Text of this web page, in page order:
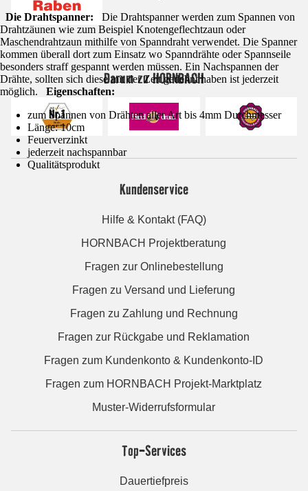
Die Drahtspanner: Die Drahtspanner werden zum Spannen von
Drahtzäunen wie zum Beispiel Knotengeflechtzaun oder
Maschendrahtzaun mithilfe von Spanndraht verwendet. Die Spanner
kommen überall dort zum Einsatz wo Spanndrähte oder Spannseile
besonders straff gespannt werden müssen. Ein Nachspannen der
Drähte, sollten sich diese mit der Zeit gedehnt haben ist jederzeit
möglich. Eigenschaften:
zum Spannen von Drähten aller Art bis 4mm Durchmesser
Länge: 10cm
Feuerverzinkt
jederzeit nachspannbar
Qualitätsprodukt
Darum zu HORNBACH
Kundenservice
Hilfe & Kontakt (FAQ)
HORNBACH Projektberatung
Fragen zur Onlinebestellung
Fragen zu Versand und Lieferung
Fragen zu Zahlung und Rechnung
Fragen zur Rückgabe und Reklamation
Fragen zum Kundenkonto & Kundenkonto-ID
Fragen zum HORNBACH Projekt-Marktplatz
Muster-Widerrufsformular
Top-Services
Dauertiefpreis